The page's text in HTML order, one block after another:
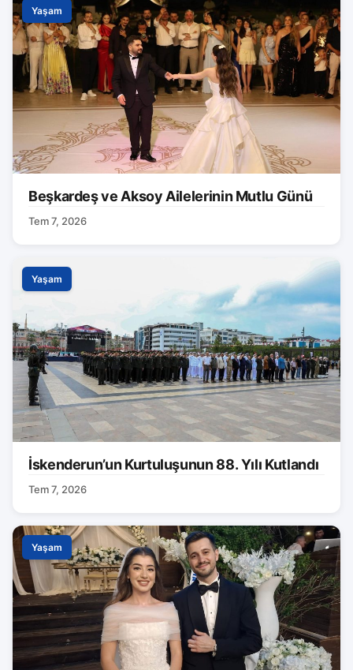
Yaşam
Beşkardeş ve Aksoy Ailelerinin Mutlu Günü
Tem 7, 2026
Yaşam
İskenderun’un Kurtuluşunun 88. Yılı Kutlandı
Tem 7, 2026
Yaşam